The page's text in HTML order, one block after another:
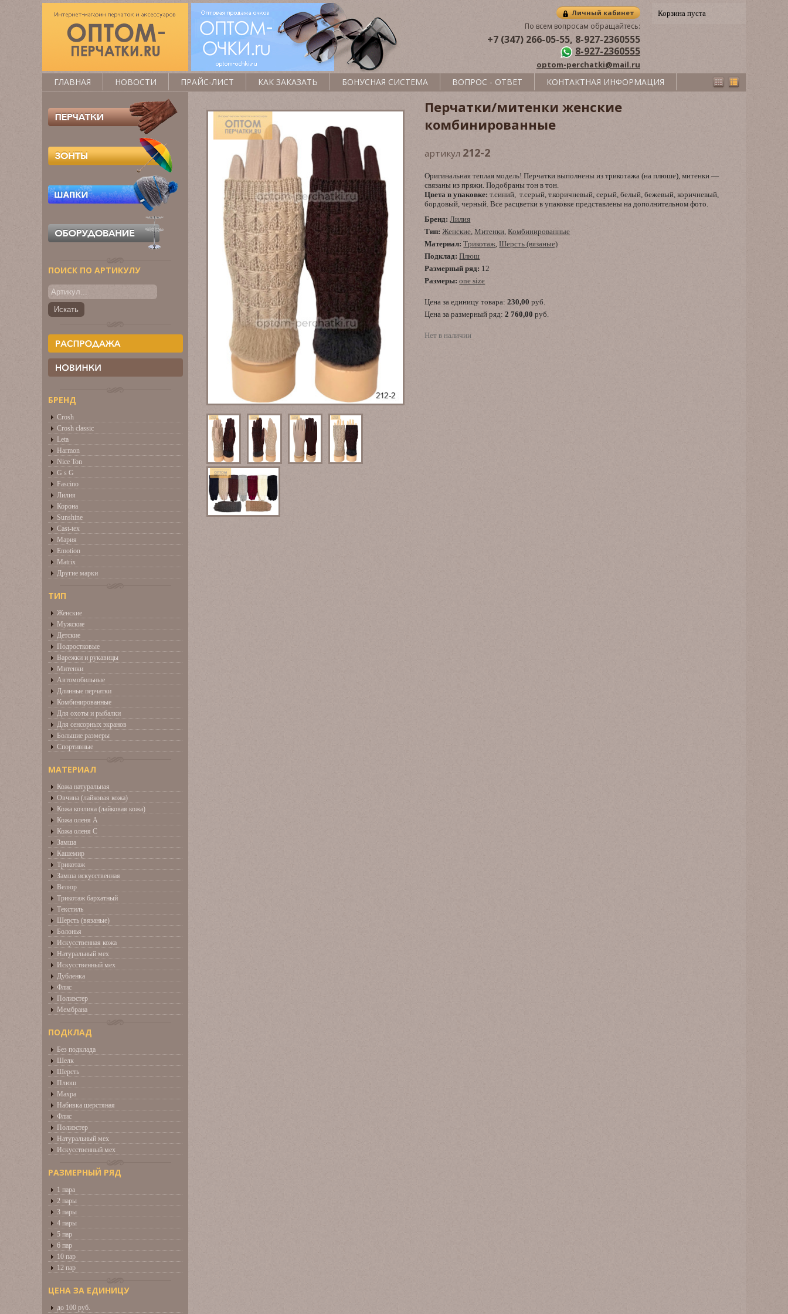
ПОИСК ПО АРТИКУЛУ
БРЕНД
Crosh
Crosh classic
Leta
Harmon
Nice Ton
G s G
Fascino
Лилия
Корона
Sunshine
Cast-tex
Мария
Emotion
Matrix
Другие марки
ТИП
Женские
Мужские
Детские
Подростковые
Варежки и рукавицы
Митенки
Автомобильные
Длинные перчатки
Комбинированные
Для охоты и рыбалки
Для сенсорных экранов
Большие размеры
Спортивные
МАТЕРИАЛ
Кожа натуральная
Овчина (лайковая кожа)
Кожа козлика (лайковая кожа)
Кожа оленя А
Кожа оленя С
Замша
Кашемир
Трикотаж
Замша искусственная
Велюр
Трикотаж бархатный
Текстиль
Шерсть (вязаные)
Болонья
Искусственная кожа
Натуральный мех
Искусственный мех
Дубленка
Флис
Полиэстер
Мембрана
ПОДКЛАД
Без подклада
Шелк
Шерсть
Плюш
Махра
Набивка шерстяная
Флис
Полиэстер
Натуральный мех
Искусственный мех
РАЗМЕРНЫЙ РЯД
1 пара
2 пары
3 пары
4 пары
5 пар
6 пар
10 пар
12 пар
ЦЕНА ЗА ЕДИНИЦУ
до 100 руб.
Перчатки/митенки женские
комбинированные
артикул 212-2
Оригинальная теплая модель! Перчатки выполнены из трикотажа (на плюше), митенки —
связаны из пряжи. Подобраны тон в тон.
Цвета в упаковке: т.синий, т.серый, т.коричневый, серый, белый, бежевый, коричневый,
бордовый, черный. Все расцветки в упаковке представлены на дополнительном фото.
Бренд: Лилия
Тип: Женские,Митенки,Комбинированные
Материал: Трикотаж,Шерсть (вязаные)
Подклад: Плюш
Размерный ряд: 12
Размеры: one size
Цена за единицу товара:230,00 руб.
Цена за размерный ряд:2 760,00 руб.
Нет в наличии
Корзина пуста
Личный кабинет
По всем вопросам обращайтесь:
+7 (347) 266-05-55, 8-927-2360555
8-927-2360555
optom-perchatki@mail.ru
ГЛАВНАЯ НОВОСТИ ПРАЙС-ЛИСТ КАК ЗАКАЗАТЬ БОНУСНАЯ СИСТЕМА ВОПРОС - ОТВЕТ КОНТАКТНАЯ ИНФОРМАЦИЯ